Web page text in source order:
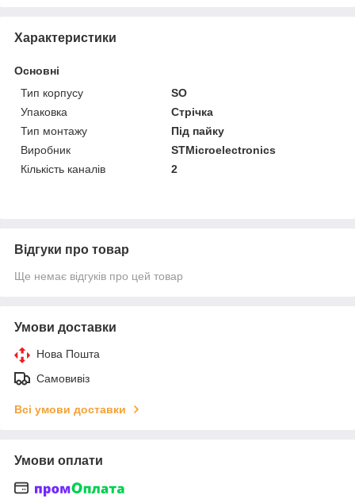
Характеристики
Основні
Тип корпусу
SO
Упаковка
Стрічка
Тип монтажу
Під пайку
Виробник
STMicroelectronics
Кількість каналів
2
Відгуки про товар
Ще немає відгуків про цей товар
Умови доставки
Нова Пошта
Самовивіз
Всі умови доставки
Умови оплати